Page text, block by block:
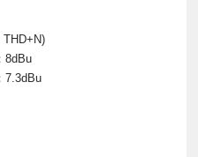
8dBu
7.3dBu